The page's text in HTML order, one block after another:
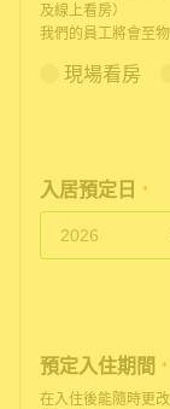
及線上看房）
我們的員工將會至
現場看房
入居預定日 *
預定入住期間 *
在入住後能隨時更改